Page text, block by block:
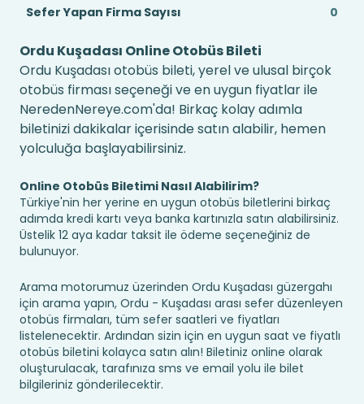
Sefer Yapan Firma Sayısı
0
Ordu Kuşadası Online Otobüs Bileti
Ordu Kuşadası otobüs bileti, yerel ve ulusal birçok
otobüs firması seçeneği ve en uygun fiyatlar ile
NeredenNereye.com'da! Birkaç kolay adımla
biletinizi dakikalar içerisinde satın alabilir, hemen
yolculuğa başlayabilirsiniz.
Online Otobüs Biletimi Nasıl Alabilirim?
Türkiye'nin her yerine en uygun otobüs biletlerini birkaç
adımda kredi kartı veya banka kartınızla satın alabilirsiniz.
Üstelik 12 aya kadar taksit ile ödeme seçeneğiniz de
bulunuyor.
Arama motorumuz üzerinden Ordu Kuşadası güzergahı
için arama yapın, Ordu - Kuşadası arası sefer düzenleyen
otobüs firmaları, tüm sefer saatleri ve fiyatları
listelenecektir. Ardından sizin için en uygun saat ve fiyatlı
otobüs biletini kolayca satın alın! Biletiniz online olarak
oluşturulacak, tarafınıza sms ve email yolu ile bilet
bilgileriniz gönderilecektir.